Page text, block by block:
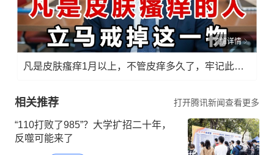
了解详情
凡是皮肤瘙痒1月以上，不管皮痒多久了，牢记此法，快！准！狠！
相关推荐 打开腾讯新闻查看更多
“110打败了985”？大学扩招二十年，
反噬可能来了